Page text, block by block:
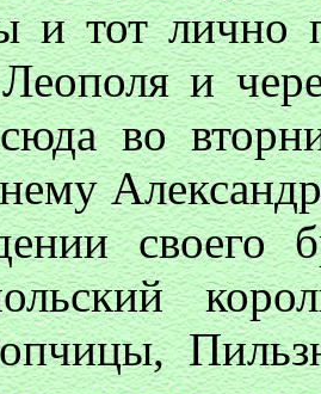
и тот лично
и
во
своего